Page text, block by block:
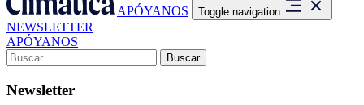
APÓYANOS Toggle navigation
NEWSLETTER
APÓYANOS
Buscar:
Newsletter